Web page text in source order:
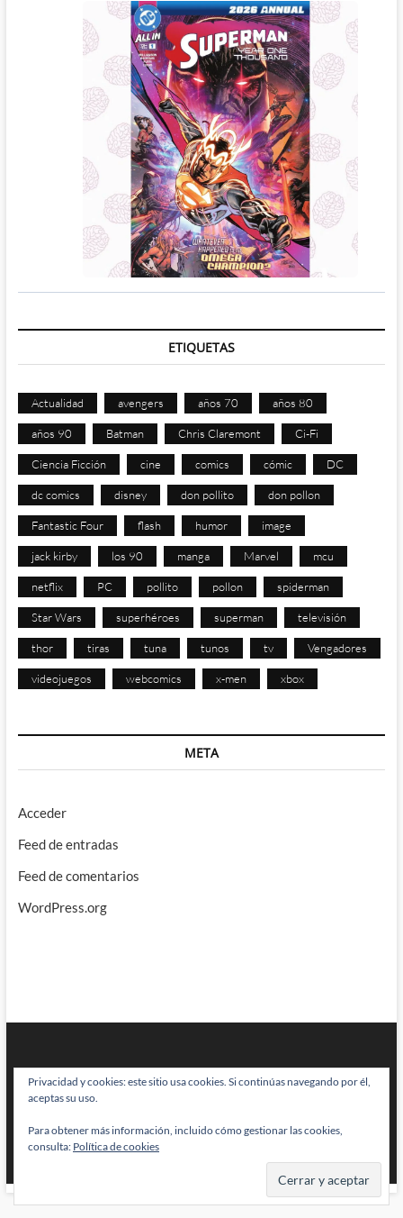
ETIQUETAS
Actualidad avengers años 70 años 80
años 90 Batman Chris Claremont Ci-Fi
Ciencia Ficción cine comics cómic DC
dc comics disney don pollito don pollon
Fantastic Four flash humor image
jack kirby los 90 manga Marvel mcu
netflix PC pollito pollon spiderman
Star Wars superhéroes superman televisión
thor tiras tuna tunos tv Vengadores
videojuegos webcomics x-men xbox
META
Acceder
Feed de entradas
Feed de comentarios
WordPress.org
BRAINSTOMPING| Diseñado por:Theme Freesia|WordPress| © Todos
los derechos reservados
Privacidad y cookies: este sitio usa cookies. Si continúas navegando por él,
aceptas su uso.
Para obtener más información, incluido cómo gestionar las cookies,
consulta: Política de cookies